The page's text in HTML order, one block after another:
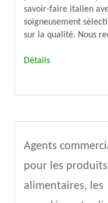
savoir-faire italien
soigneusement
sur la qualité. Nous
Détails
Agents
pour les produits
alimentaires, les